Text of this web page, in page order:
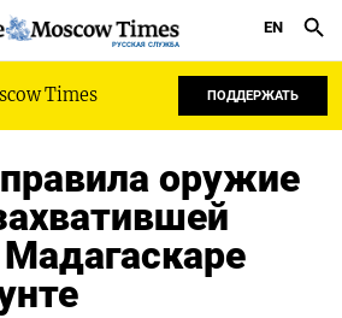
РУССКАЯ СЛУЖБА
EN
Times ПОДДЕРЖАТЬ
оружие